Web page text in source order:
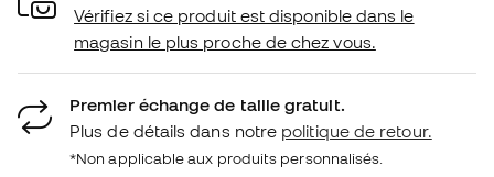
Vérifiez si ce produit est disponible dans le
magasin le plus proche de chez vous.
Premier échange de taille gratuit.
Plus de détails dans notre politique de retour.
*Non applicable aux produits personnalisés.